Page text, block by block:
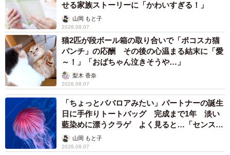
せる家族ストーリーに「かわいすぎる！」
山岡 もと子
2026.08.07
猫2匹が段ボール箱の取り合いで「ポコスカ猫
パンチ」の応酬 その後の心温まる結末に「愛
～！」「おばちゃん泣きそうや…」
梨木 香奈
2026.08.07
「ちょっとババロアみたい」パートナーの誕生
日に手作りトートバッグ 完成まで1年 淡い
藍染めに漂うクラゲ よく見ると…「センスす
ごい」山岡 もと子
2026.08.07